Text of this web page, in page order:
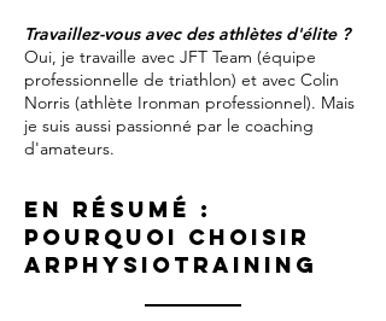
Travaillez-vous avec des athlètes d'élite ?
Oui, je travaille avec JFT Team (équipe
professionnelle de triathlon) et avec Colin
Norris (athlète Ironman professionnel). Mais
je suis aussi passionné par le coaching
d'amateurs.
En résumé :
pourquoi choisir
ARPhysioTraining